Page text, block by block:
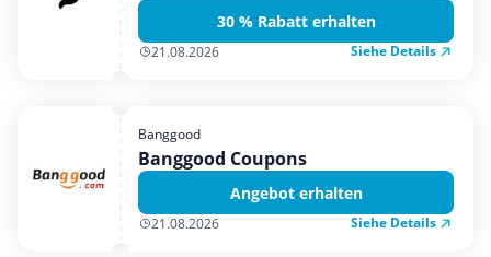
30 % Rabatt erhalten
21.08.2026 Siehe Details
Banggood
Banggood Coupons
Angebot erhalten
21.08.2026 Siehe Details